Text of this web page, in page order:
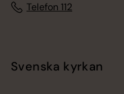
Telefon 112
Svenska kyrkan